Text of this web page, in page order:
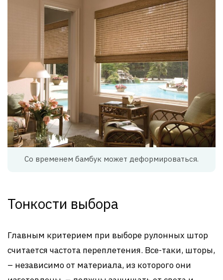
Со временем бамбук может деформироваться.
Тонкости выбора
Главным критерием при выборе рулонных штор
считается частота переплетения. Все-таки, шторы,
– независимо от материала, из которого они